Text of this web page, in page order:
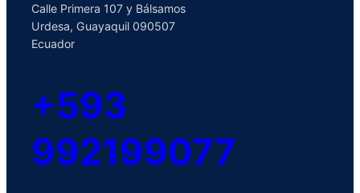
Calle Primera 107 y Bálsamos
Urdesa, Guayaquil 090507
Ecuador
+593
992199077